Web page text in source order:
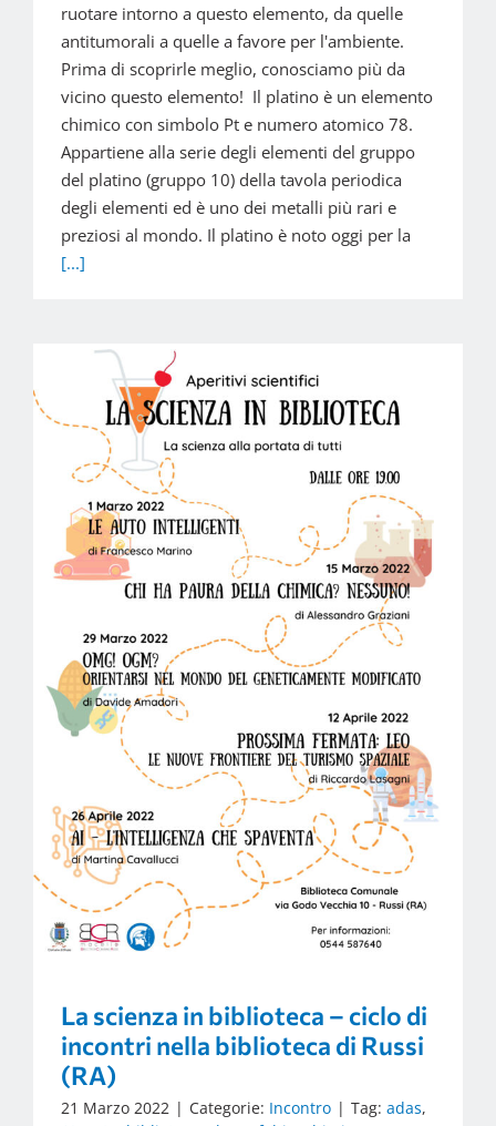
ruotare intorno a questo elemento, da quelle
antitumorali a quelle a favore per l'ambiente.
Prima di scoprirle meglio, conosciamo più da
vicino questo elemento! Il platino è un elemento
chimico con simbolo Pt e numero atomico 78.
Appartiene alla serie degli elementi del gruppo
del platino (gruppo 10) della tavola periodica
degli elementi ed è uno dei metalli più rari e
preziosi al mondo. Il platino è noto oggi per la
[...]
La scienza in biblioteca – ciclo di
incontri nella biblioteca di Russi
(RA)
21 Marzo 2022 | Categorie: Incontro | Tag: adas,